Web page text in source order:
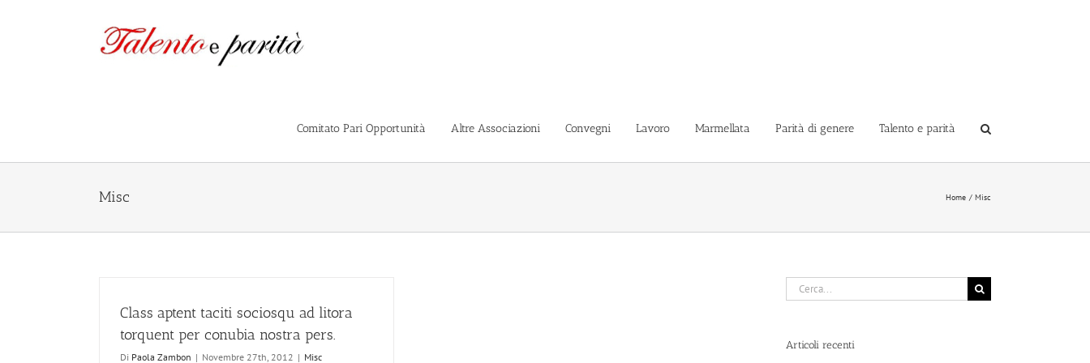
Comitato Pari Opportunità Altre Associazioni Convegni Lavoro Marmellata Parità di genere Talento e parità
Misc Home Misc
Class aptent taciti sociosqu ad litora
torquent per conubia nostra pers.
Di Paola Zambon | Novembre 27th, 2012 | Misc
Cerca
per:
Articoli recenti